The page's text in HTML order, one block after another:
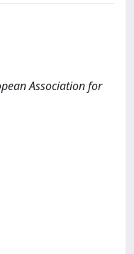
Association for